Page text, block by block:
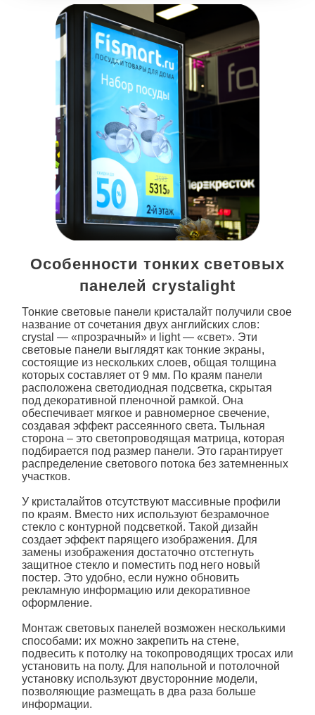
Особенности тонких световых
панелей crystalight
Тонкие световые панели кристалайтполучили свое
название от сочетания двух английских слов:
crystal — «прозрачный» и light — «свет». Эти
световые панели выглядят как тонкие экраны,
состоящие из нескольких слоев, общая толщина
которых составляет от 9 мм. По краям панели
расположена светодиодная подсветка, скрытая
под декоративной пленочной рамкой. Она
обеспечивает мягкое и равномерное свечение,
создавая эффект рассеянного света. Тыльная
сторона – это светопроводящая матрица, которая
подбирается под размер панели. Это гарантирует
распределение светового потока без затемненных
участков.
У кристалайтов отсутствуют массивные профили
по краям. Вместо них используют безрамочное
стекло с контурной подсветкой. Такой дизайн
создает эффект парящего изображения. Для
замены изображения достаточно отстегнуть
защитное стекло и поместить под него новый
постер. Это удобно, если нужно обновить
рекламную информацию или декоративное
оформление.
Монтаж световых панелей возможен несколькими
способами: их можно закрепить на стене,
подвесить к потолку на токопроводящих тросах или
установить на полу. Для напольной и потолочной
установку используют двусторонние модели,
позволяющие размещать в два раза больше
информации.